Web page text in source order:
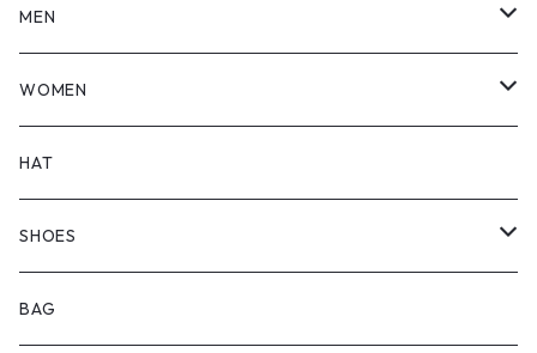
MEN
TOPS
BOTTOMS
OUTER
WOMEN
TOPS
BOTTOMS
ONEPIECE
HAT
SHOES
ブーツ
BAG